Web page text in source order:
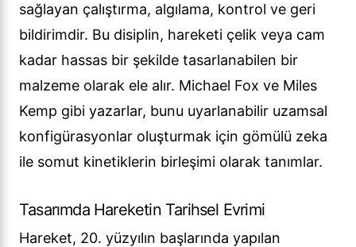
sağlayan çalıştırma, algılama, kontrol ve geri
bildirimdir. Bu disiplin, hareketi çelik veya cam
kadar hassas bir şekilde tasarlanabilen bir
malzeme olarak ele alır. Michael Fox ve Miles
Kemp gibi yazarlar, bunu uyarlanabilir uzamsal
konfigürasyonlar oluşturmak için gömülü zeka
ile somut kinetiklerin birleşimi olarak tanımlar.
Tasarımda Hareketin Tarihsel Evrimi
Hareket, 20. yüzyılın başlarında yapılan